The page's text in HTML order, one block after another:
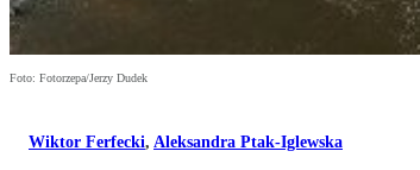
Foto: Fotorzepa/Jerzy Dudek
Wiktor Ferfecki, Aleksandra Ptak-Iglewska